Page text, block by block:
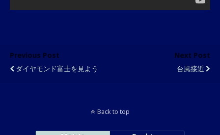
Previous Post
ダイヤモンド富士を見よう
Next Post
台風接近
Back to top